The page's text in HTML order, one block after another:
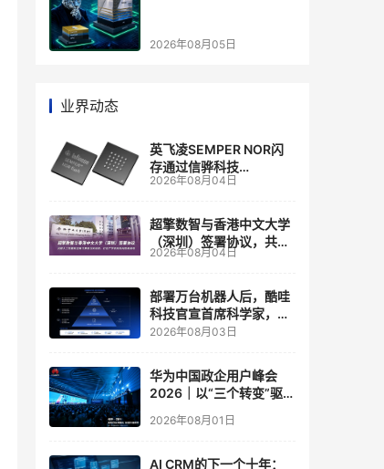
个维度，z轴算盘的魅力
2026年08月05日
业界动态
英飞凌SEMPER NOR闪
存通过信骅科技
AST2700 BMC认证，全
管理
2026年08月04日
超擎数智与香港中文大学
（深圳）签署协议，共建
人工智能和边缘计算联合
2026年08月04日
部署万台机器人后，酷哇
科技官宣首席科学家，要
让世界模型交付生产力
2026年08月03日
华为中国政企用户峰会
2026｜以“三个转变”驱动
2026年08月01日
AI CRM的下一个十年：